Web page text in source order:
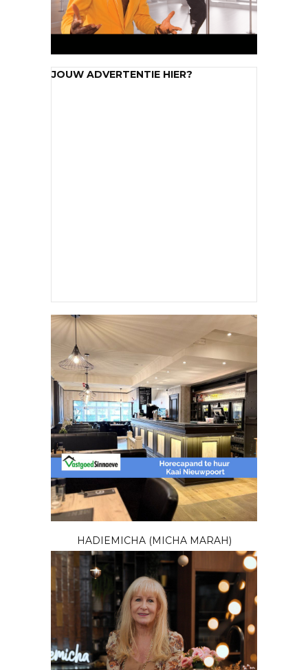
JOUW ADVERTENTIE HIER?
HADIEMICHA (MICHA MARAH)